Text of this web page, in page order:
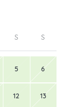
S S
5 6
12 13